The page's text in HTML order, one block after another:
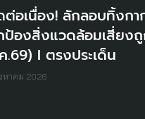
อเนื่อง! ลักลอบทิ้งก
องสิ่งแวดล้อมเสี่ยง
.69) I ตรงประเด็น
หาคม 2026